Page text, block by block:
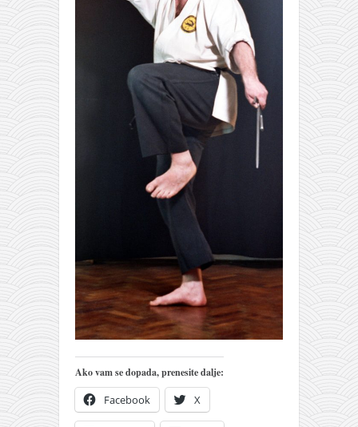
duhovni otac
zabranjena istorija
porodične priče
umesto tvitera
azbuki i knjige
Okinava karate
najnovije na blogu
moje beleške
istorija karatea
kihon
Ako vam se dopada, prenesite dalje:
Facebook X